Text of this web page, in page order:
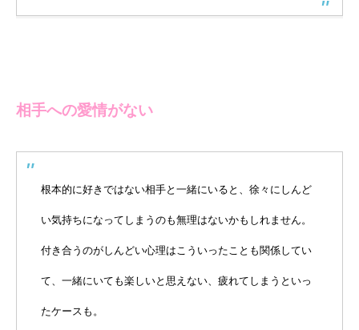
相手への愛情がない
根本的に好きではない相手と一緒にいると、徐々にしんど
い気持ちになってしまうのも無理はないかもしれません。
付き合うのがしんどい心理はこういったことも関係してい
て、一緒にいても楽しいと思えない、疲れてしまうといっ
たケースも。